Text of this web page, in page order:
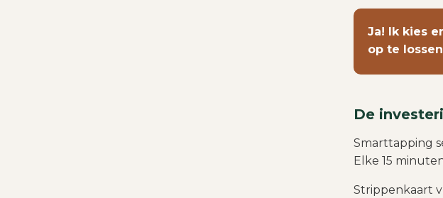
Ja! Ik kies
op te
De
Smarttapping
Elke 15